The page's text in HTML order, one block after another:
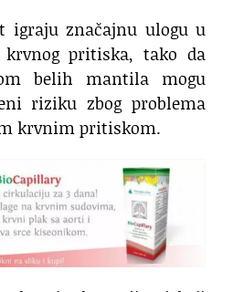
igraju značajnu ulogu u
krvnog pritiska, tako da
belih mantila mogu
riziku zbog problema
krvnim pritiskom.